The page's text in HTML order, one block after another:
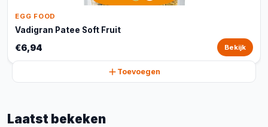
EGG FOOD
Vadigran Patee Soft Fruit
€6,94 Bekijk
Toevoegen
Laatst bekeken